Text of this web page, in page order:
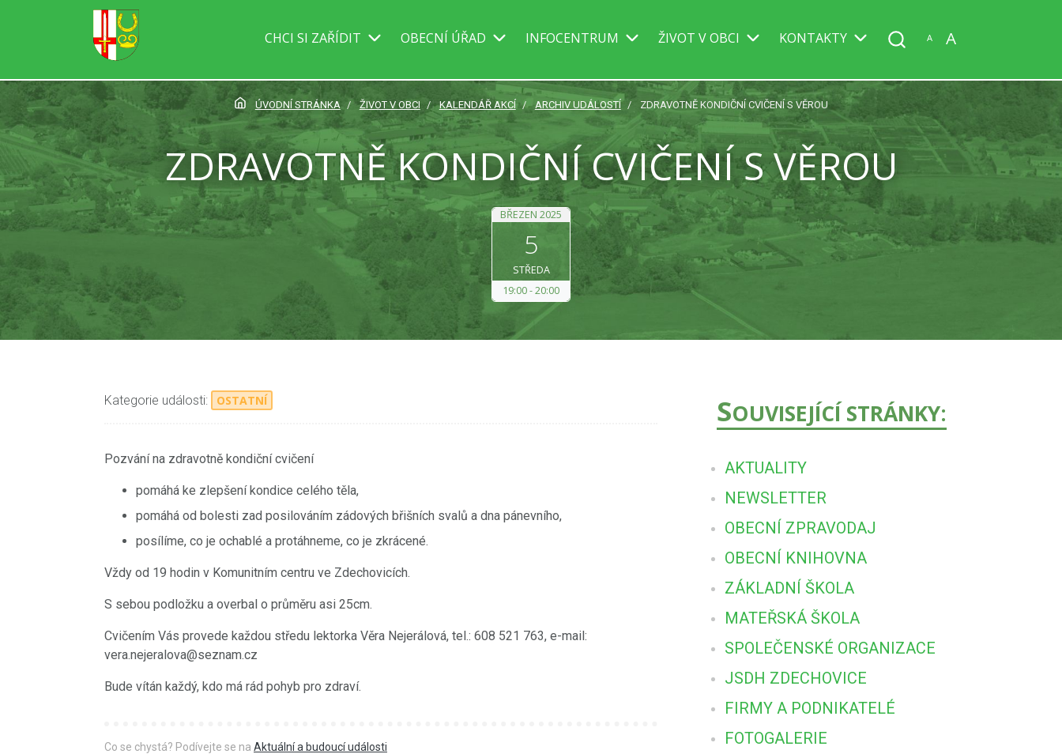
CHCI SI ZAŘÍDIT OBECNÍ ÚŘAD INFOCENTRUM ŽIVOT V OBCI KONTAKTY A A
ÚVODNÍ STRÁNKA ŽIVOT V OBCI KALENDÁŘ AKCÍ ARCHIV UDÁLOSTÍ ZDRAVOTNĚ KONDIČNÍ CVIČENÍ S VĚROU
ZDRAVOTNĚ KONDIČNÍ CVIČENÍ S VĚROU
BŘEZEN 2025
5
STŘEDA
19:00 20:00
Kategorie události: OSTATNÍ
Pozvání na zdravotně kondiční cvičení
pomáhá ke zlepšení kondice celého těla,
pomáhá od bolesti zad posilováním zádových břišních svalů a dna pánevního,
posílíme, co je ochablé a protáhneme, co je zkrácené.
Vždy od 19 hodin v Komunitním centru ve Zdechovicích.
S sebou podložku a overbal o průměru asi 25cm.
Cvičením Vás provede každou středu lektorka Věra Nejerálová, tel.: 608 521 763, e-mail:
vera.nejeralova@seznam.cz
Bude vítán každý, kdo má rád pohyb pro zdraví.
Co se chystá? Podívejte se na Aktuální a budoucí události
SOUVISEJÍCÍ STRÁNKY:
AKTUALITY
NEWSLETTER
OBECNÍ ZPRAVODAJ
OBECNÍ KNIHOVNA
ZÁKLADNÍ ŠKOLA
MATEŘSKÁ ŠKOLA
SPOLEČENSKÉ ORGANIZACE
JSDH ZDECHOVICE
FIRMY A PODNIKATELÉ
FOTOGALERIE